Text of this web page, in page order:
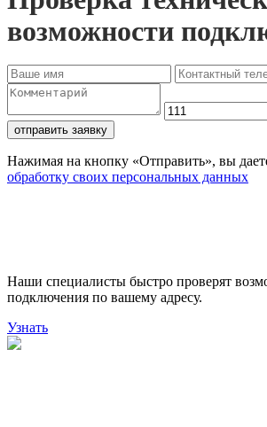
возможности
отправить заявку
Нажимая на кнопку «Отправить», вы
обработку своих персональных данных
Наши специалисты быстро проверят
подключения по вашему адресу.
Узнать